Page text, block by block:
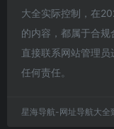
大全实际控制，在
的内容，都属于合
直接联系网站管理
任何责任。
星海导航-网址导航大全